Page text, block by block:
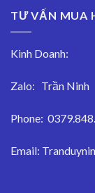
TƯ VẤN MUA
Kinh Doanh:
Zalo: Trần Ninh
Phone:
Email: